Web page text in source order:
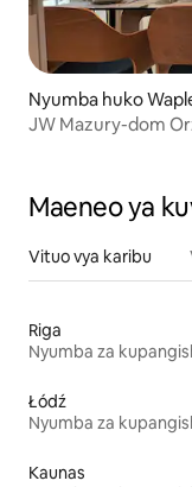
Nyumba huko
JW Mazury-dom
Maeneo ya
Vituo vya karibu
Riga
Łódź
Kaunas